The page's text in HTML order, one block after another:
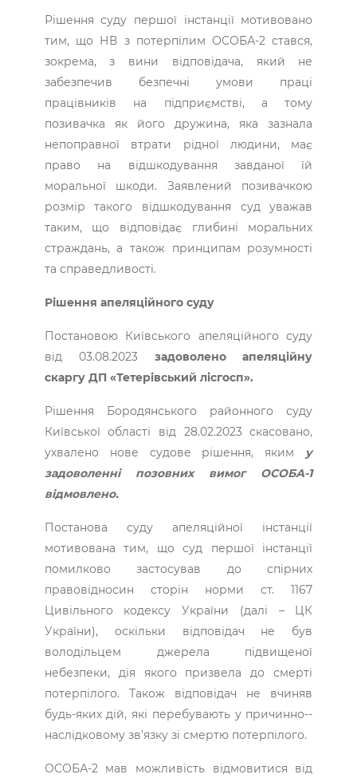
Рішення суду першої інстанції мотивовано
тим, що НВ з потерпілим ОСОБА-2 стався,
зокрема, з вини відповідача, який не
забезпечив безпечні умови праці
працівників на підприємстві, а тому
позивачка як його дружина, яка зазнала
непоправної втрати рідної людини, має
право на відшкодування завданої їй
моральної шкоди. Заявлений позивачкою
розмір такого відшкодування суд уважав
таким, що відповідає глибині моральних
страждань, а також принципам розумності
та справедливості.
Рішення апеляційного суду
Постановою Київського апеляційного суду
від 03.08.2023 задоволено апеляційну
скаргу ДП «Тетерівський лісгосп».
Рішення Бородянського районного суду
Київської області від 28.02.2023 скасовано,
ухвалено нове судове рішення, яким у
задоволенні позовних вимог ОСОБА-1
відмовлено.
Постанова суду апеляційної інстанції
мотивована тим, що суд першої інстанції
помилково застосував до спірних
правовідносин сторін норми ст. 1167
Цивільного кодексу України (далі – ЦК
України), оскільки ­відповідач не був
володільцем джерела підвищеної
небезпеки, дія якого призвела до смерті
потерпілого. Також відповідач не ­вчиняв
будь-яких дій, які перебувають у причинно-­
наслідковому зв’язку зі смертю потерпілого.
ОСОБА-2 мав можливість відмовитися від